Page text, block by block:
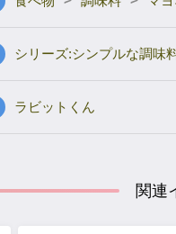
シリーズ:シンプルな調味
ラビットくん
関連